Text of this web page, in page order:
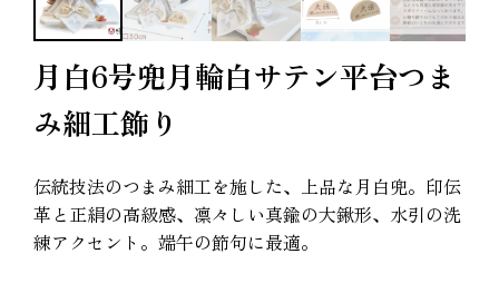
月白6号兜月輪白サテン平台つま
み細工飾り
伝統技法のつまみ細工を施した、上品な月白兜。印伝
革と正絹の高級感、凛々しい真鍮の大鍬形、水引の洗
練アクセント。端午の節句に最適。